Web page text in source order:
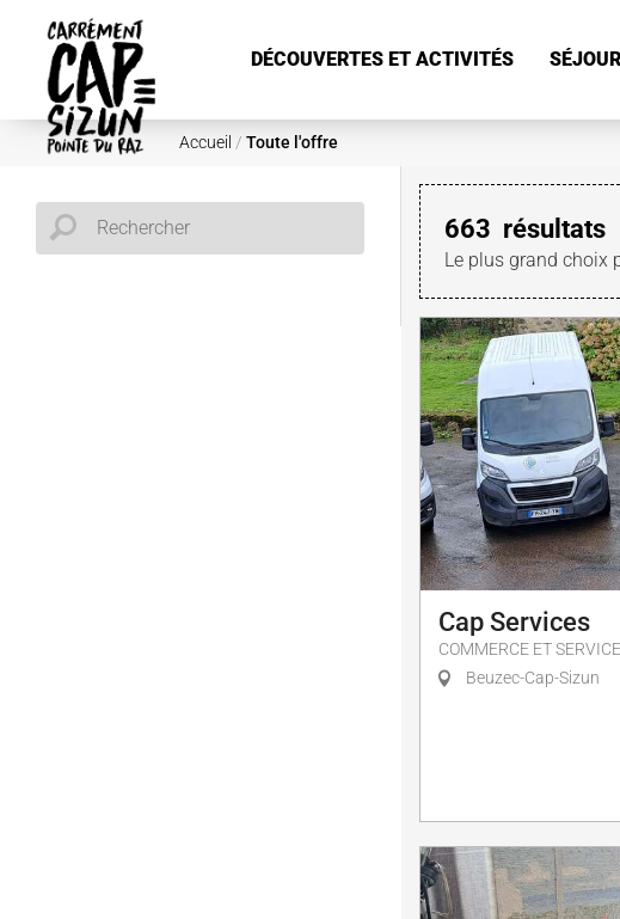
Aller au contenu principal
DÉCOUVERTES ET ACTIVITÉS
Accueil / Toute l'offre
663 résultats
Le plus grand choix
Cap Services
COMMERCE ET SERVICE
Beuzec-Cap-Sizun